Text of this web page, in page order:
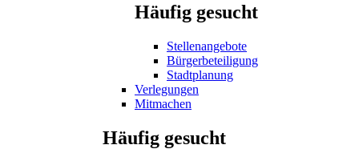
Häufig gesucht
Stellenangebote
Bürgerbeteiligung
Stadtplanung
Verlegungen
Mitmachen
Häufig gesucht